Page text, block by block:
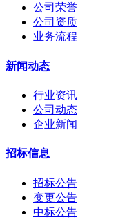
公司荣誉
公司资质
业务流程
新闻动态
行业资讯
公司动态
企业新闻
招标信息
招标公告
变更公告
中标公告